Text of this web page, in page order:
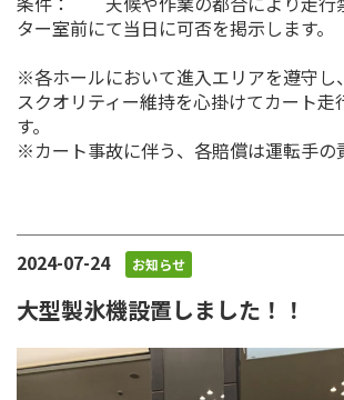
ター室前にて当日に可否を掲示します。
※各ホールにおいて進入エリアを遵守し
スクオリティー維持を心掛けてカート走
す。
※カート事故に伴う、各賠償は運転手の
2024-07-24 お知らせ
大型製氷機設置しました！！